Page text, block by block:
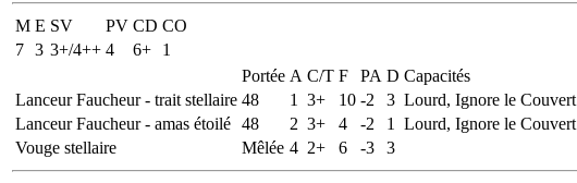
M E SV PV CD CO
7 3 3+/4++ 4 6+
1
Portée A C/T F PA D Capacités
Lanceur Faucheur - trait stellaire 48 1 3+ 10 -2 3 Lourd, Ignore le Couvert
Lanceur Faucheur - amas étoilé 48 2 3+ 4 -2 1
Lourd, Ignore le Couvert
Vouge stellaire
Mêlée 4 2+ 6 -3 3